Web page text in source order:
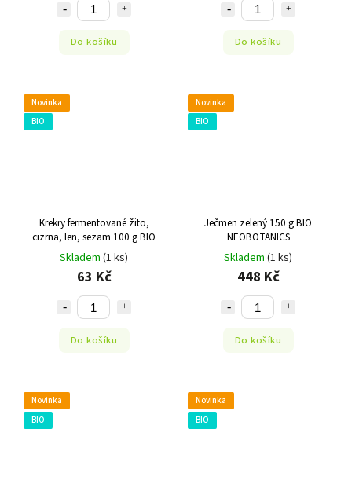
Do košíku Do košíku
Novinka
BIO
Krekry fermentované žito,
cizrna, len, sezam 100 g BIO
Skladem (1 ks)
63 Kč
Do košíku
Novinka
BIO
Ječmen zelený 150 g BIO
NEOBOTANICS
Skladem (1 ks)
448 Kč
Do košíku
Novinka
BIO
Novinka
BIO